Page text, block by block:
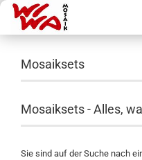
Mosaiksets
Mosaiksets - Alles,
Sie sind auf der Suche nach